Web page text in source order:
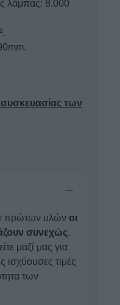
λάμπας: 8.000
συσκευασίας των
πρώτων υλών οι
συνεχώς.
μαζί μας για
ισχύουσες τιμές
των